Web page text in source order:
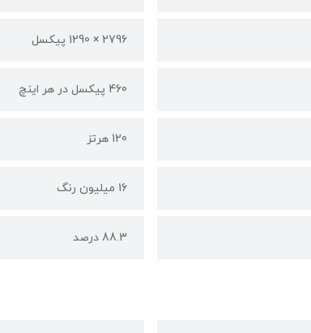
2796 × 1290 پیکسل
460 پیکسل در هر اینچ
120 هرتز
16 میلیون رنگ
88.3 درصد